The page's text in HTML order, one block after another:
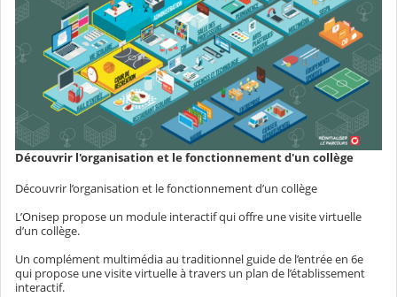
Découvrir l'organisation et le fonctionnement d'un collège
Découvrir l’organisation et le fonctionnement d’un collège
L’Onisep propose un module interactif qui offre une visite virtuelle
d’un collège.
Un complément multimédia au traditionnel guide de l’entrée en 6e
qui propose une visite virtuelle à travers un plan de l’établissement
interactif.